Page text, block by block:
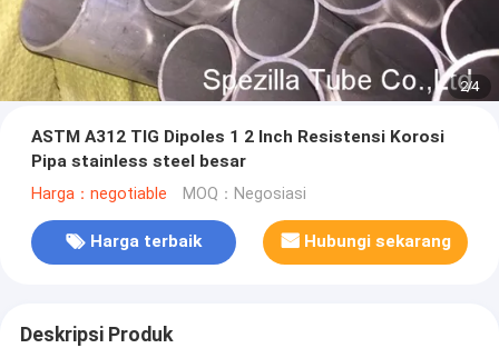
2/4
ASTM A312 TIG Dipoles 1 2 Inch Resistensi Korosi
Pipa stainless steel besar
Harga：negotiable MOQ：Negosiasi
Harga terbaik Hubungi sekarang
Deskripsi Produk